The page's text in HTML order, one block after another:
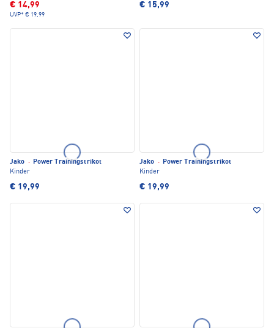
€ 14,99
UVP* € 19,99
€ 15,99
Jako · Power Trainingstrikot
Kinder
€ 19,99
Jako · Power Trainingstrikot
Kinder
€ 19,99